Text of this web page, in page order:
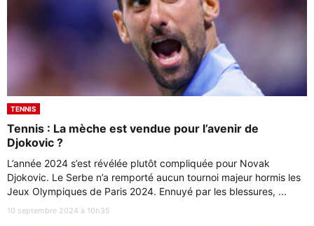
TENNIS
Tennis : La mèche est vendue pour l’avenir de
Djokovic ?
L’année 2024 s’est révélée plutôt compliquée pour Novak
Djokovic. Le Serbe n’a remporté aucun tournoi majeur hormis les
Jeux Olympiques de Paris 2024. Ennuyé par les blessures, ...
10 septembre 2024 à 10h35